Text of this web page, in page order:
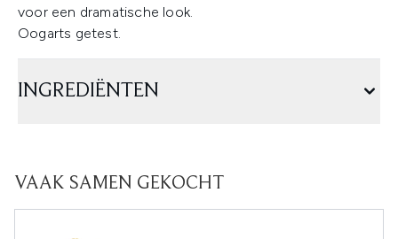
voor een dramatische look.
Oogarts getest.
INGREDIËNTEN
VAAK SAMEN GEKOCHT